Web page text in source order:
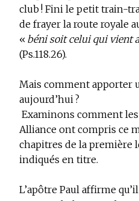
club ! Fini le petit train-
de frayer la route royale
« béni soit celui qui vient
(Ps.118.26).
Mais comment apporter
aujourd’hui ?
Examinons comment
Alliance ont compris ce
chapitres de la première
indiqués en titre.
L’apôtre Paul affirme